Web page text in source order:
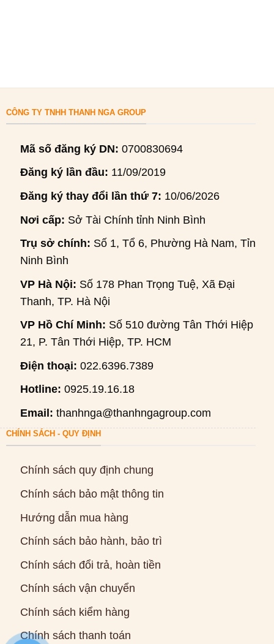
CÔNG TY TNHH THANH NGA GROUP
Mã số đăng ký DN: 0700830694
Đăng ký lần đầu: 11/09/2019
Đăng ký thay đổi lần thứ 7: 10/06/2026
Nơi cấp: Sở Tài Chính tỉnh Ninh Bình
Trụ sở chính: Số 1, Tổ 6, Phường Hà Nam, Tỉnh
Ninh Bình
VP Hà Nội: Số 178 Phan Trọng Tuệ, Xã Đại
Thanh, TP. Hà Nội
VP Hồ Chí Minh: Số 510 đường Tân Thới Hiệp
21, P. Tân Thới Hiệp, TP. HCM
Điện thoại: 022.6396.7389
Hotline: 0925.19.16.18
Email: thanhnga@thanhngagroup.com
CHÍNH SÁCH - QUY ĐỊNH
Chính sách quy định chung
Chính sách bảo mật thông tin
Hướng dẫn mua hàng
Chính sách bảo hành, bảo trì
Chính sách đổi trả, hoàn tiền
Chính sách vận chuyển
Chính sách kiểm hàng
Chính sách thanh toán